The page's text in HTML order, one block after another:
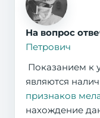
На вопрос
Петрович
Показанием к
являются
признаков
нахождение